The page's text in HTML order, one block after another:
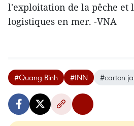
l'exploitation de la pêche et
logistiques en mer. -VNA
#Quang Binh #INN #carton